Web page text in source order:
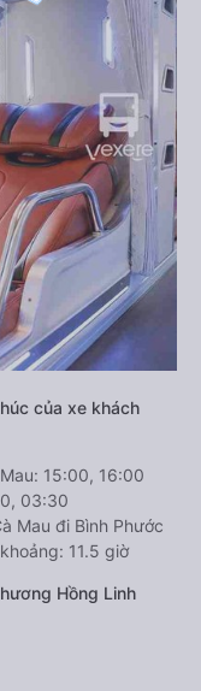
của xe khách
15:00, 16:00
03:30
Mau đi Bình Phước
khoảng: 11.5 giờ
Hồng Linh